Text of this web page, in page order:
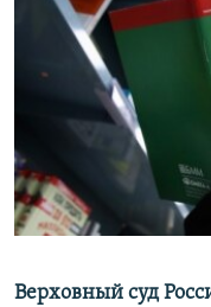
ПРОПАВШИЕ БЕЗ ВЕСТИ
ПОБЕДИТЕЛЕЙ НЕ
КРЫМ.НЕПОКОРЕННЫЙ
УКРАИНСКАЯ
ПРИСОЕДИНЯЙТЕСЬ!
Все сайты RFE/RL
Верховный суд